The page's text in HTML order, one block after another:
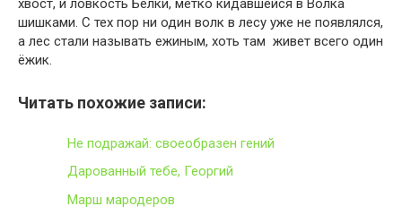
хвост, и ловкость Белки, метко кидавшейся в Волка
шишками. С тех пор ни один волк в лесу уже не появлялся,
а лес стали называть ежиным, хоть там живет всего один
ёжик.
Читать похожие записи:
Не подражай: своеобразен гений
Дарованный тебе, Георгий
Марш мародеров